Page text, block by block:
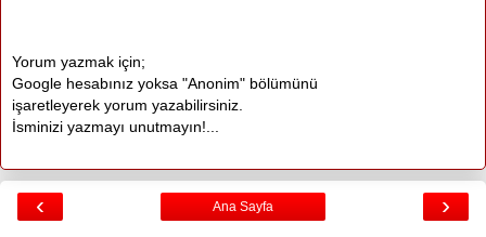
Yorum yazmak için;
Google hesabınız yoksa "Anonim" bölümünü
işaretleyerek yorum yazabilirsiniz.
İsminizi yazmayı unutmayın!...
‹ ›
Ana Sayfa